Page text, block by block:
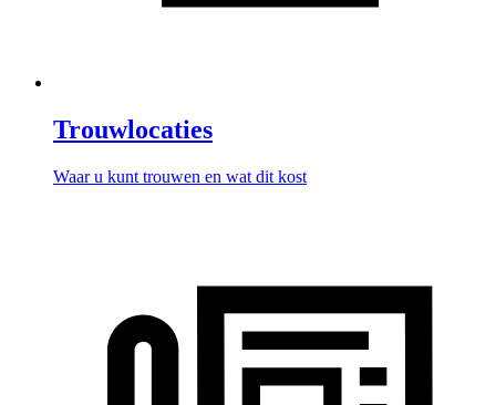
Trouwlocaties
Waar u kunt trouwen en wat dit kost